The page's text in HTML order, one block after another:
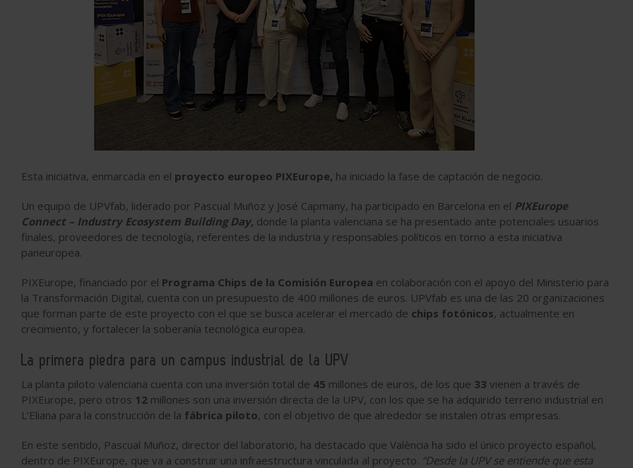
Esta iniciativa, enmarcada en el proyecto europeo PIXEurope, ha iniciado la fase de captación de negocio.
Un equipo de UPVfab, liderado por Pascual Muñoz y José Capmany, ha participado en Barcelona en el PIXEurope
Connect – Industry Ecosystem Building Day, donde la planta valenciana se ha presentado ante potenciales usuarios
finales, proveedores de tecnología, referentes de la industria y responsables políticos en torno a esta iniciativa
paneuropea.
PIXEurope, financiado por el Programa Chips de la Comisión Europea en colaboración con el apoyo del Ministerio para
la Transformación Digital, cuenta con un presupuesto de 400 millones de euros. UPVfab es una de las 20 organizaciones
que forman parte de este proyecto con el que se busca acelerar el mercado de chips fotónicos, actualmente en
crecimiento, y fortalecer la soberanía tecnológica europea.
La primera piedra para un campus industrial de la UPV
La planta piloto valenciana cuenta con una inversión total de 45 millones de euros, de los que 33 vienen a través de
PIXEurope, pero otros 12 millones son una inversión directa de la UPV, con los que se ha adquirido terreno industrial en
L’Eliana para la construcción de la fábrica piloto, con el objetivo de que alrededor se instalen otras empresas.
En este sentido, Pascual Muñoz, director del laboratorio, ha destacado que València ha sido el único proyecto español,
dentro de PIXEurope, que va a construir una infraestructura vinculada al proyecto. “Desde la UPV se entiende que esta